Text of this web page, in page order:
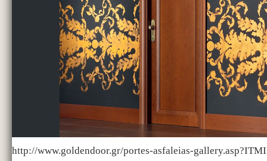
http://www.goldendoor.gr/portes-asfaleias-